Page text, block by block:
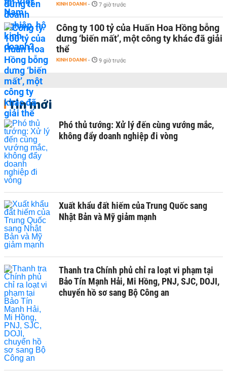
KINH DOANH - 7 giờ trước
Công ty 100 tỷ của Huấn Hoa Hồng bỗng
dưng ‘biến mất’, một công ty khác đã giải
thể
KINH DOANH - 9 giờ trước
Tin mới
Phó thủ tướng: Xử lý đến cùng vướng mắc,
không đẩy doanh nghiệp đi vòng
Xuất khẩu đất hiếm của Trung Quốc sang
Nhật Bản và Mỹ giảm mạnh
Thanh tra Chính phủ chỉ ra loạt vi phạm tại
Bảo Tín Mạnh Hải, Mi Hồng, PNJ, SJC, DOJI,
chuyển hồ sơ sang Bộ Công an